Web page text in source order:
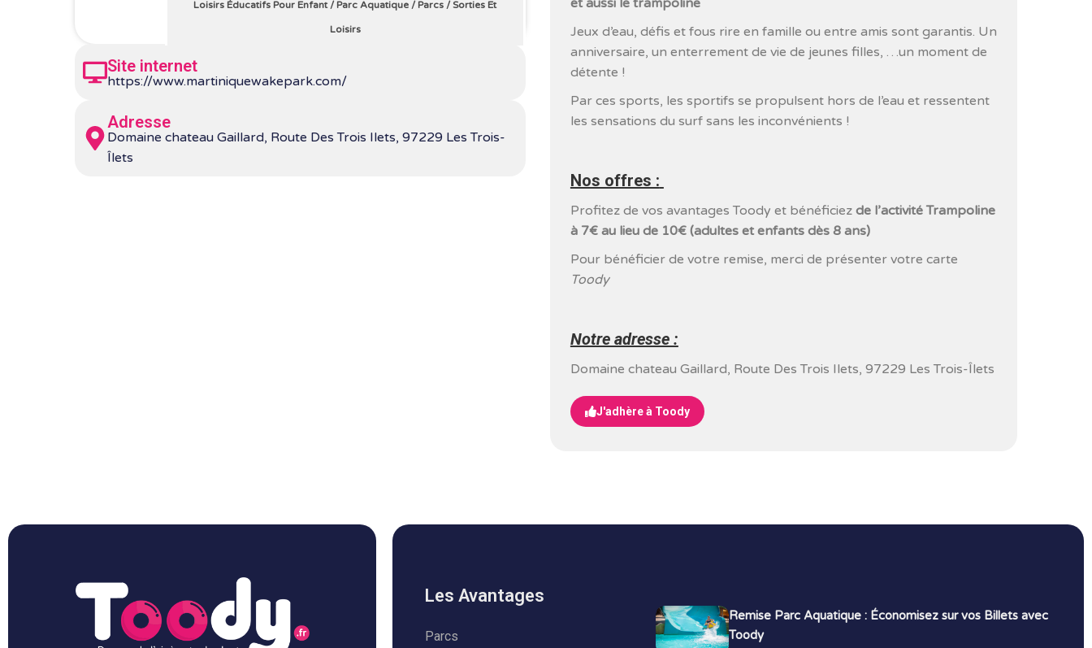
Loisirs Éducatifs Pour Enfant/Parc Aquatique /Parcs /Sorties Et
Loisirs
Site internet
https://www.martiniquewakepark.com/
Adresse
Domaine chateau Gaillard, Route Des Trois Ilets, 97229 Les Trois-
Îlets
et aussi le trampoline
Jeux d’eau, défis et fous rire en famille ou entre amis sont garantis. Un
anniversaire, un enterrement de vie de jeunes filles, …un moment de
détente !
Par ces sports, les sportifs se propulsent hors de l’eau et ressentent
les sensations du surf sans les inconvénients !
Nos offres :
Profitez de vos avantages Toody et bénéficiezde l’activité Trampoline
à 7€ au lieu de 10€ (adultes et enfants dès 8 ans)
Pour bénéficier de votre remise, merci de présenter votre carte
Toody
Notre adresse :
Domaine chateau Gaillard, Route Des Trois Ilets, 97229 Les Trois-Îlets
J'adhère à Toody
Les Avantages
Parcs
Remise Parc Aquatique : Économisez sur vos Billets avec
Toody